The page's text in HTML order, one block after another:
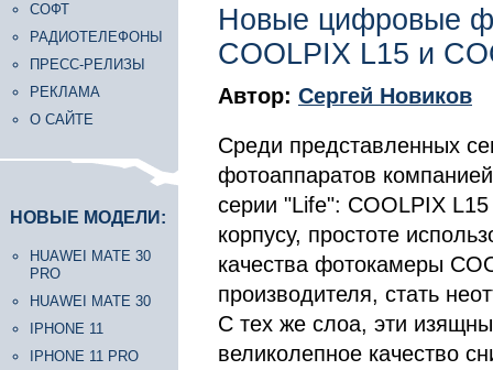
СОФТ
РАДИОТЕЛЕФОНЫ
ПРЕСС-РЕЛИЗЫ
РЕКЛАМА
О САЙТЕ
НОВЫЕ МОДЕЛИ:
HUAWEI MATE 30
PRO
HUAWEI MATE 30
IPHONE 11
IPHONE 11 PRO
Новые цифровые
COOLPIX L15 и
Автор: Сергей Новиков
Среди представленных
фотоаппаратов
серии "Life": COOLPIX
корпусу, простоте
качества фотокамеры
производителя, стать
С тех же слоа, эти
великолепное качество